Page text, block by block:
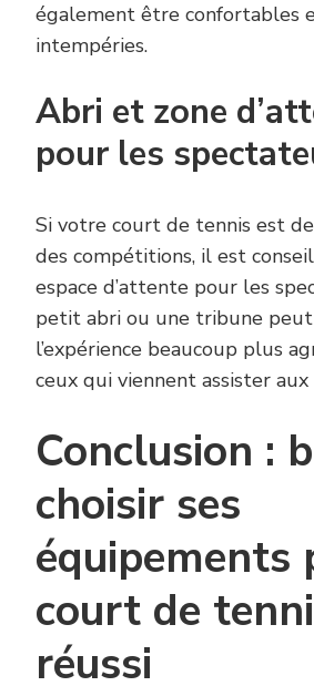
également être confortables
intempéries.
Abri et zone
pour les
Si votre court de tennis est
des compétitions, il est
espace d’attente pour les
petit abri ou une tribune
l’expérience beaucoup plus
ceux qui viennent assister aux
Conclusion :
choisir ses
équipements
court de
réussi